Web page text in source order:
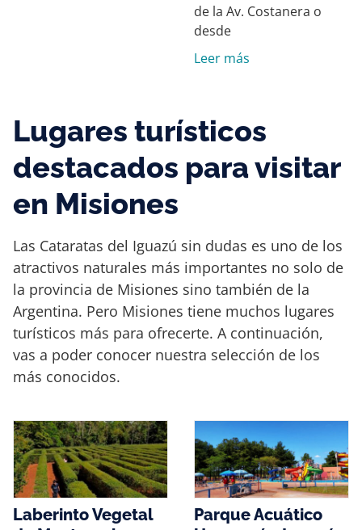
de la Av. Costanera o
desde
Leer más
Lugares turísticos
destacados para visitar
en Misiones
Las Cataratas del Iguazú sin dudas es uno de los
atractivos naturales más importantes no solo de
la provincia de Misiones sino también de la
Argentina. Pero Misiones tiene muchos lugares
turísticos más para ofrecerte. A continuación,
vas a poder conocer nuestra selección de los
más conocidos.
Laberinto Vegetal
Parque Acuático